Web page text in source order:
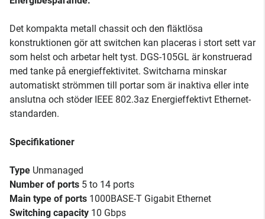
Det kompakta metall chassit och den fläktlösa
konstruktionen gör att switchen kan placeras i stort sett var
som helst och arbetar helt tyst. DGS-105GL är konstruerad
med tanke på energieffektivitet. Switcharna minskar
automatiskt strömmen till portar som är inaktiva eller inte
anslutna och stöder IEEE 802.3az Energieffektivt Ethernet-
standarden.
Specifikationer
Type Unmanaged
Number of ports 5 to 14 ports
Main type of ports 1000BASE-T Gigabit Ethernet
Switching capacity 10 Gbps